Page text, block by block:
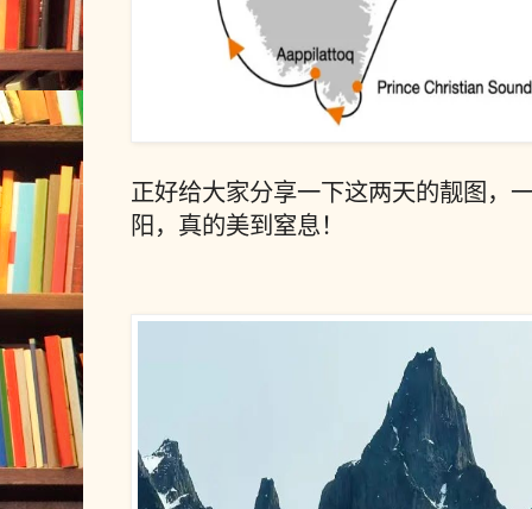
正好给大家分享一下这两天的靓图，
阳，真的美到窒息！